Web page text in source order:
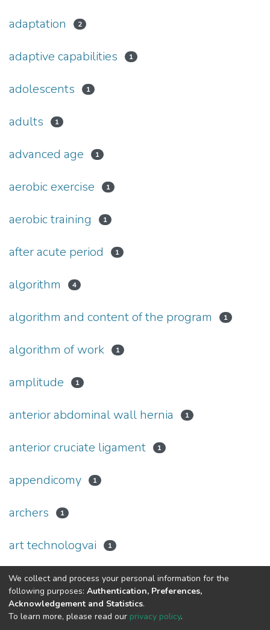
adaptation 2
adaptive capabilities 1
adolescents 1
adults 1
advanced age 1
aerobic exercise 1
aerobic training 1
after acute period 1
algorithm 4
algorithm and content of the program 1
algorithm of work 1
amplitude 1
anterior abdominal wall hernia 1
anterior cruciate ligament 1
appendicomy 1
archers 1
art technologvai 1
« 1(current)
2 3 4 5 ... 32 »
DSpace software and SSPU named after A.S. Makarenko
We collect and process your personal information for the
following purposes: Authentication, Preferences,
Acknowledgement and Statistics.
To learn more, please read our privacy policy.